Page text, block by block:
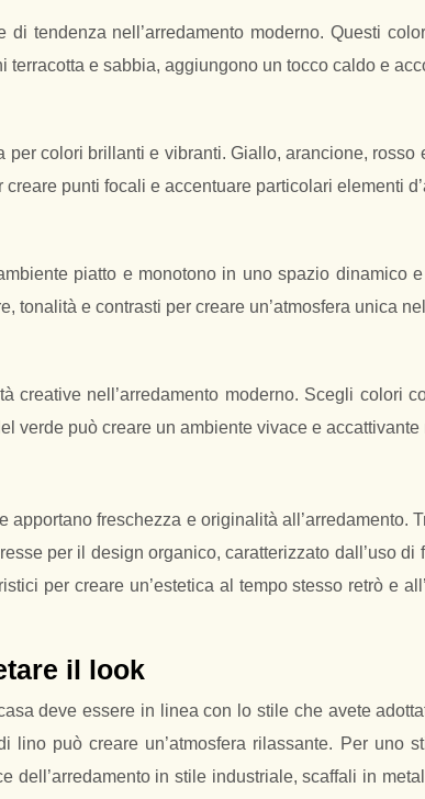
tendenza nell’arredamento moderno. Questi
e sabbia, aggiungono un tocco caldo e
colori brillanti e vibranti. Giallo, arancione,
punti focali e accentuare particolari elementi
piatto e monotono in uno spazio
tonalità e contrasti per creare un’atmosfera unica
creative nell’arredamento moderno. Scegli colori
verde può creare un ambiente vivace e accattivante
freschezza e originalità
per il design organico, caratterizzato dall’uso
per creare un’estetica al tempo stesso retrò e
il look
deve essere in linea con lo stile che avete
lino può creare un’atmosfera rilassante. Per
dell’arredamento in stile industriale, scaffali in